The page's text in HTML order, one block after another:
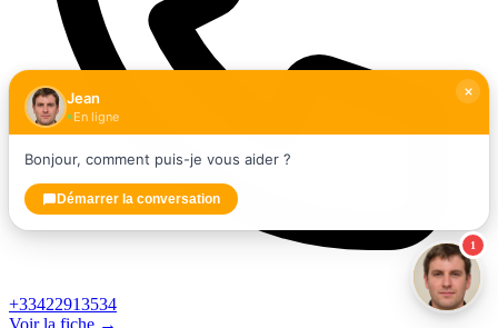
+33422913534
1
Jean
En ligne
Bonjour, comment puis-je vous aider ?
Démarrer la conversation